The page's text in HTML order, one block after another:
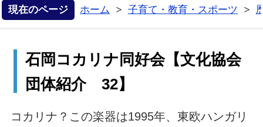
現在のページ ホーム
子育て・教育・スポーツ
石岡コカリナ同好会【文化協会
団体紹介 32】
コカリナ？この楽器は1995年、東欧ハンガリ